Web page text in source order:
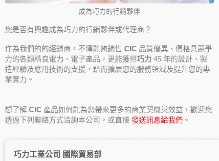
成為巧力的行銷夥伴
您是否有興趣成為巧力的行銷夥伴或代理商？
作為我們的的經銷商，不僅能夠銷售 CIC 品質優異、價格具競爭
力的各類精良電力、電子產品，更能獲得巧力 45 年的設計、製
造經驗及應用技術的支援，藉而擴展您的服務領域及提升您的專
業實力。
想了解 CIC 產品如何能為您帶來更多的商業契機與效益，歡迎您
透過下列聯絡方式洽詢本公司，或直接 發送訊息給我們 。
巧力工業公司 國際貿易部